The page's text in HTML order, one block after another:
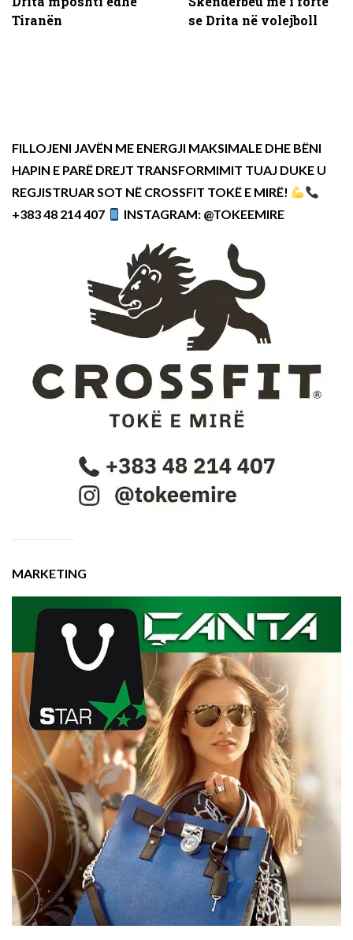
Tiranën
se Drita në volejboll
FILLOJENI JAVËN ME ENERGJI MAKSIMALE DHE BËNI
HAPIN E PARË DREJT TRANSFORMIMIT TUAJ DUKE U
REGJISTRUAR SOT NË CROSSFIT TOKË E MIRË!
+383 48 214 407
INSTAGRAM: @TOKEEMIRE
MARKETING